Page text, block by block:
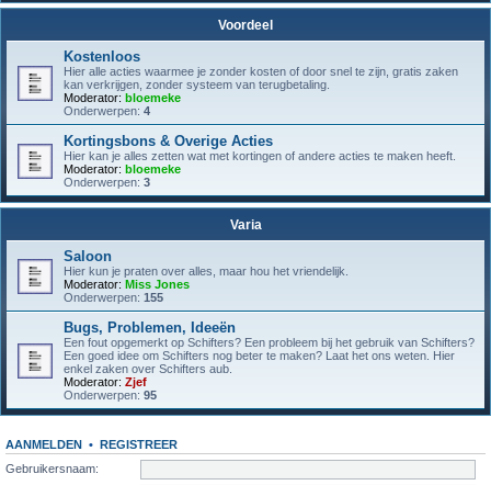
Voordeel
Kostenloos
Hier alle acties waarmee je zonder kosten of door snel te zijn, gratis zaken
kan verkrijgen, zonder systeem van terugbetaling.
Moderator: bloemeke
Onderwerpen: 4
Kortingsbons & Overige Acties
Hier kan je alles zetten wat met kortingen of andere acties te maken heeft.
Moderator: bloemeke
Onderwerpen: 3
Varia
Saloon
Hier kun je praten over alles, maar hou het vriendelijk.
Moderator: Miss Jones
Onderwerpen: 155
Bugs, Problemen, Ideeën
Een fout opgemerkt op Schifters? Een probleem bij het gebruik van Schifters?
Een goed idee om Schifters nog beter te maken? Laat het ons weten. Hier
enkel zaken over Schifters aub.
Moderator: Zjef
Onderwerpen: 95
AANMELDEN • REGISTREER
Gebruikersnaam: